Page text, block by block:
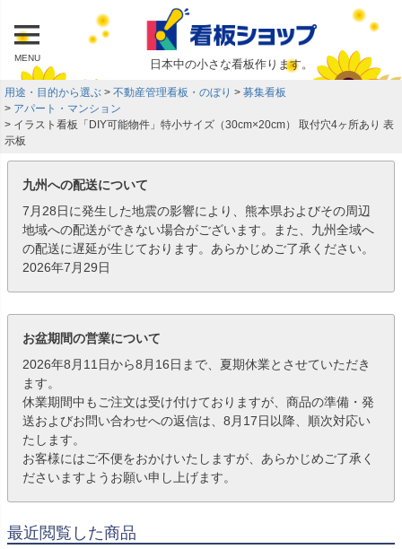
MENU 日本中の小さな看板作ります。
用途・目的から選ぶ 不動産管理看板・のぼり
募集看板
アパート・マンション
イラスト看板「DIY可能物件」特小サイズ（30cm×20cm） 取付穴4ヶ所あり 表
示板
九州への配送について
7月28日に発生した地震の影響により、熊本県およびその周辺
地域への配送ができない場合がございます。また、九州全域へ
の配送に遅延が生じております。あらかじめご了承ください。
2026年7月29日
お盆期間の営業について
2026年8月11日から8月16日まで、夏期休業とさせていただき
ます。
休業期間中もご注文は受け付けておりますが、商品の準備・発
送およびお問い合わせへの返信は、8月17日以降、順次対応い
たします。
お客様にはご不便をおかけいたしますが、あらかじめご了承く
ださいますようお願い申し上げます。
最近閲覧した商品